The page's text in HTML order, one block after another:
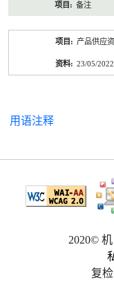
备注
产品供应
23/05/2022
用语注释
2020©
复